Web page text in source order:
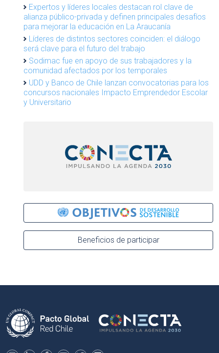
Expertos y líderes locales destacan rol clave de
alianza público-privada y definen principales desafíos
para mejorar la educación en La Araucanía
Líderes de distintos sectores coinciden: el diálogo
será clave para el futuro del trabajo
Sodimac fue en apoyo de sus trabajadores y la
comunidad afectados por los temporales
UDD y Banco de Chile lanzan convocatorias para los
concursos nacionales Impacto Emprendedor Escolar
y Universitario
Beneficios de participar